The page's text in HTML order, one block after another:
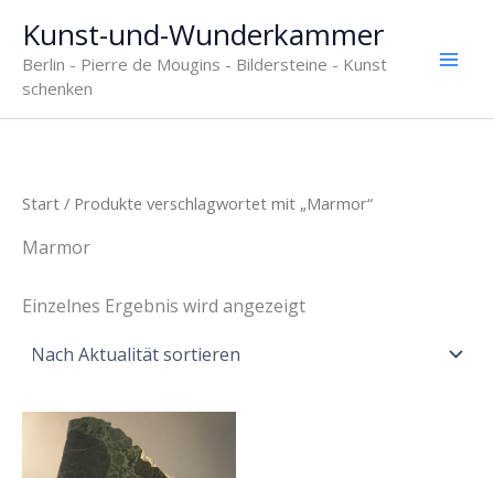
Inhalt
springen
Kunst-und-Wunderkammer
Berlin - Pierre de Mougins - Bildersteine - Kunst
schenken
Start / Produkte verschlagwortet mit „Marmor“
Marmor
Einzelnes Ergebnis wird angezeigt